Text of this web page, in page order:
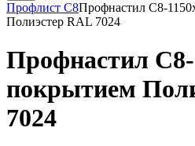
Профлист С8Профнастил С8-
Полиэстер RAL 7024
Профнастил С8-
покрытием
7024